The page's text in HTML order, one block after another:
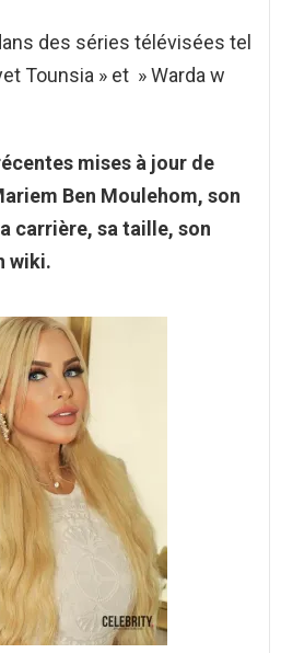
des séries télévisées tel
Tounsia » et » Warda w
mises à jour de
Ben Moulehom, son
carrière, sa taille, son
wiki.